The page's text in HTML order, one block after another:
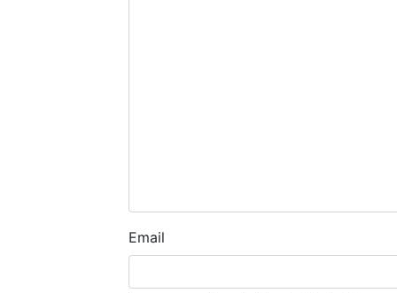
Email